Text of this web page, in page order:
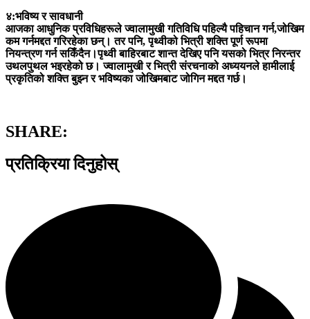
४:भविष्य र सावधानी
आजका आधुनिक प्रविधिहरूले ज्वालामुखी गतिविधि पहिल्यै पहिचान गर्न,जोखिम
कम गर्नमद्दत गरिरहेका छन्। तर पनि, पृथ्वीको भित्री शक्ति पूर्ण रूपमा
नियन्त्रण गर्न सकिँदैन।पृथ्वी बाहिरबाट शान्त देखिए पनि यसको भित्र निरन्तर
उथलपुथल भइरहेको छ। ज्वालामुखी र भित्री संरचनाको अध्ययनले हामीलाई
प्रकृतिको शक्ति बुझ्न र भविष्यका जोखिमबाट जोगिन मद्दत गर्छ।
SHARE:
प्रतिक्रिया दिनुहोस्